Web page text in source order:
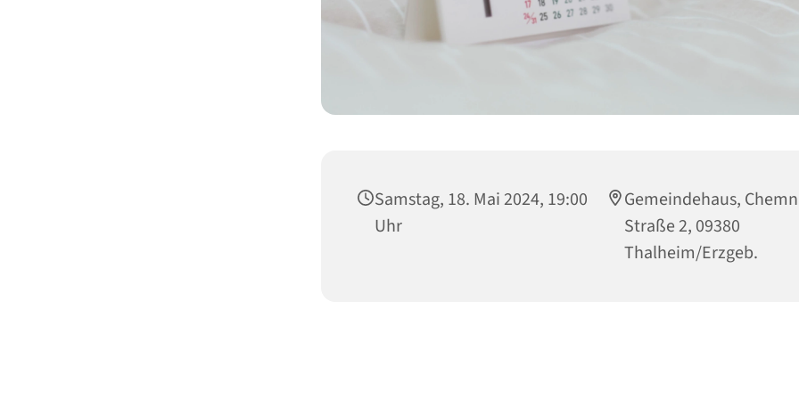
Samstag, 18. Mai 2024, 19:00
Uhr
Gemeindehaus,
Straße 2, 09380
Thalheim/Erzgeb.